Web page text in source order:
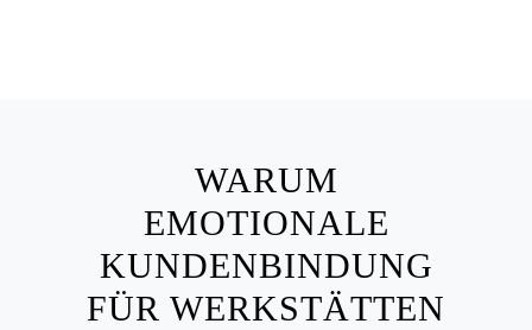
WARUM
EMOTIONALE
KUNDENBINDUNG
FÜR WERKSTÄTTEN